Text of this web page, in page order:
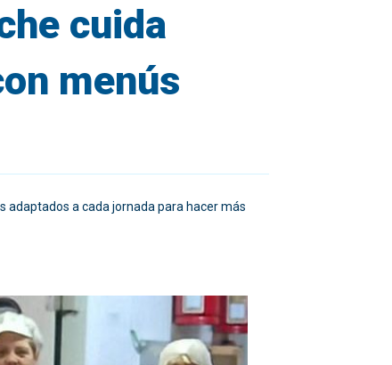
cuida
menús
adaptados a cada jornada para hacer más